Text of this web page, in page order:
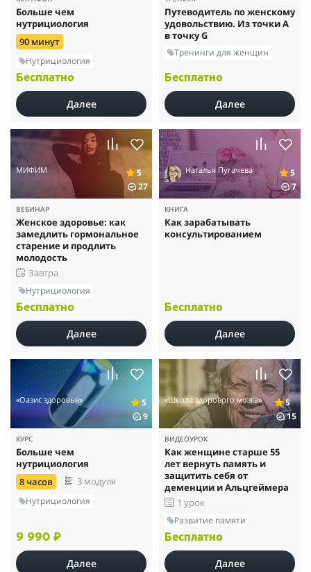
Больше чем
нутрициология
90 минут
Нутрициология
Бесплатно
Далее
Путеводитель по женскому
удовольствию. Из точки А
в точку G
Тренинги для женщин
Бесплатно
Далее
МИФИМ
5
27
ВЕБИНАР
Женское здоровье: как
замедлить гормональное
старение и продлить
молодость
Завтра
Нутрициология
Бесплатно
Далее
Наталья Пугачева
5
7
КНИГА
Как зарабатывать
консультированием
Бесплатно
Далее
«Оазис здоровья»
5
9
КУРС
Больше чем
нутрициология
8 часов
3 модуля
Нутрициология
9 990 ₽
Далее
«Школа здорового мозга»
5
15
ВИДЕОУРОК
Как женщине старше 55
лет вернуть память и
защитить себя от
деменции и Альцгеймера
1 урок
Развитие памяти
Бесплатно
Далее